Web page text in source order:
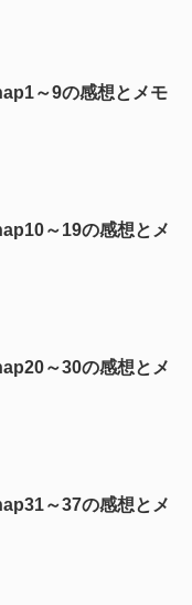
～9の感想とメモ
～19の感想とメ
～30の感想とメ
～37の感想とメ